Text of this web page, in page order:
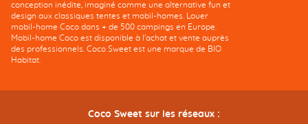
conception inédite, imaginé comme une alternative fun et
design aux classiques tentes et mobil-homes. Louer
mobil-home Coco dans + de 500 campings en Europe.
Mobil-home Coco est disponible à l'achat et vente auprès
des professionnels. Coco Sweet est une marque de BIO
Habitat.
Coco Sweet sur les réseaux :